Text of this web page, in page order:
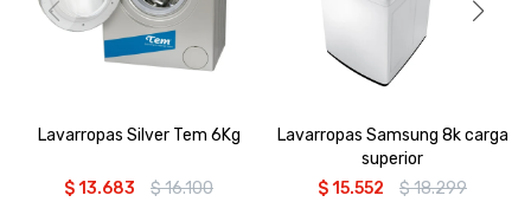
Lavarropas Silver Tem 6Kg
$13.683 $16.100
Lavarropas Samsung 8k carga
superior
$15.552 $18.299